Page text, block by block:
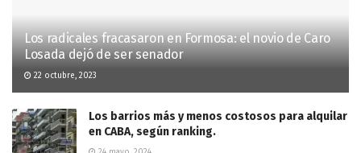
Los radicales fracasaron en Formosa: el novio de Caro
Losada dejó de ser senador
22 octubre, 2023
Los barrios más y menos costosos para alquilar
en CABA, según ranking.